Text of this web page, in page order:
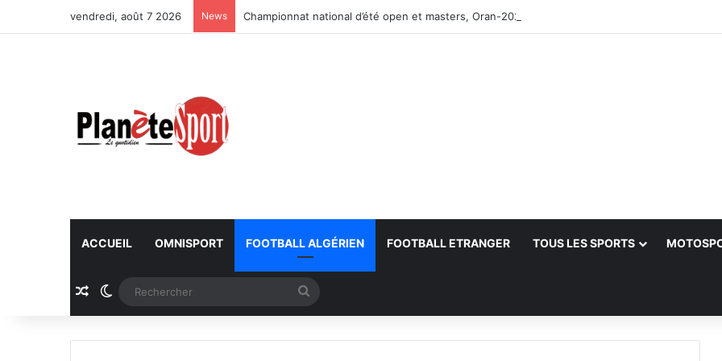
vendredi, août 7 2026 News Championnat national d’été open et masters, Oran-2026 — Le CRB s’adjuge le titre
ACCUEIL OMNISPORT FOOTBALL ALGÉRIEN FOOTBALL ETRANGER TOUS LES SPORTS
Article Aléatoire
Switch skin